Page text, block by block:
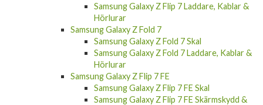
Samsung Galaxy Z Flip 7 Laddare, Kablar &
Hörlurar
Samsung Galaxy Z Fold 7
Samsung Galaxy Z Fold 7 Skal
Samsung Galaxy Z Fold 7 Laddare, Kablar &
Hörlurar
Samsung Galaxy Z Flip 7 FE
Samsung Galaxy Z Flip 7 FE Skal
Samsung Galaxy Z Flip 7 FE Skärmskydd &